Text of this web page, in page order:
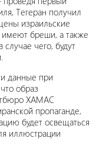
Тегеран получил
израильские
имеют бреши, а также
чего, будут
данные при
образ
ХАМАС
пропаганде,
будет освещаться
иллюстрации